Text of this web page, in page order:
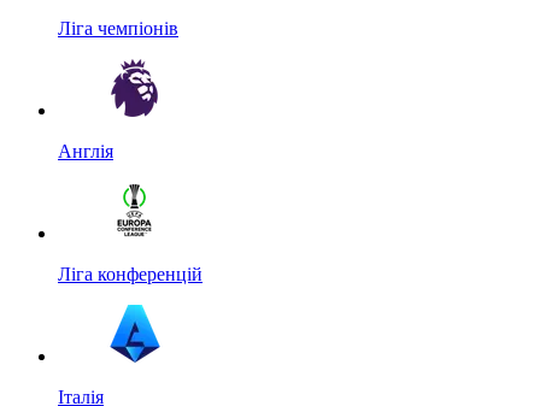
Ліга чемпіонів
Англія
Ліга конференцій
Італія